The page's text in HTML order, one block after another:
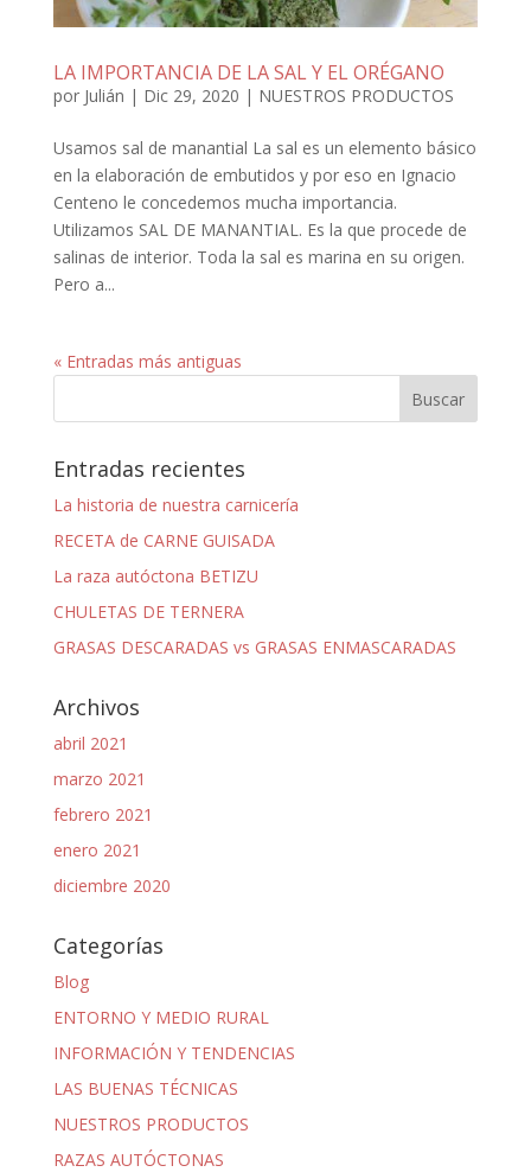
LA IMPORTANCIA DE LA SAL Y EL ORÉGANO
por Julián | Dic 29, 2020 | NUESTROS PRODUCTOS
Usamos sal de manantial La sal es un elemento básico
en la elaboración de embutidos y por eso en Ignacio
Centeno le concedemos mucha importancia.
Utilizamos SAL DE MANANTIAL. Es la que procede de
salinas de interior. Toda la sal es marina en su origen.
Pero a...
« Entradas más antiguas
Entradas recientes
La historia de nuestra carnicería
RECETA de CARNE GUISADA
La raza autóctona BETIZU
CHULETAS DE TERNERA
GRASAS DESCARADAS vs GRASAS ENMASCARADAS
Archivos
abril 2021
marzo 2021
febrero 2021
enero 2021
diciembre 2020
Categorías
Blog
ENTORNO Y MEDIO RURAL
INFORMACIÓN Y TENDENCIAS
LAS BUENAS TÉCNICAS
NUESTROS PRODUCTOS
RAZAS AUTÓCTONAS